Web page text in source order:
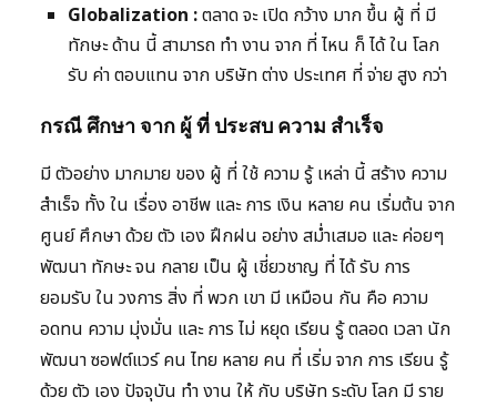
Globalization :ตลาด จะ เปิด กว้าง มาก ขึ้น ผู้ ที่ มี
ทักษะ ด้าน นี้ สามารถ ทำ งาน จาก ที่ ไหน ก็ ได้ ใน โลก
รับ ค่า ตอบแทน จาก บริษัท ต่าง ประเทศ ที่ จ่าย สูง กว่า
กรณี ศึกษา จาก ผู้ ที่ ประสบ ความ สำเร็จ
มี ตัวอย่าง มากมาย ของ ผู้ ที่ ใช้ ความ รู้ เหล่า นี้ สร้าง ความ
สำเร็จ ทั้ง ใน เรื่อง อาชีพ และ การ เงิน หลาย คน เริ่มต้น จาก
ศูนย์ ศึกษา ด้วย ตัว เอง ฝึกฝน อย่าง สม่ำเสมอ และ ค่อยๆ
พัฒนา ทักษะ จน กลาย เป็น ผู้ เชี่ยวชาญ ที่ ได้ รับ การ
ยอมรับ ใน วงการ สิ่ง ที่ พวก เขา มี เหมือน กัน คือ ความ
อดทน ความ มุ่งมั่น และ การ ไม่ หยุด เรียน รู้ ตลอด เวลา นัก
พัฒนา ซอฟต์แวร์ คน ไทย หลาย คน ที่ เริ่ม จาก การ เรียน รู้
ด้วย ตัว เอง ปัจจุบัน ทำ งาน ให้ กับ บริษัท ระดับ โลก มี ราย